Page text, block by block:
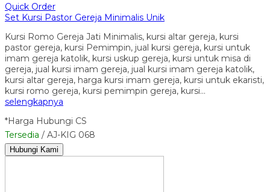
Quick Order
Set Kursi Pastor Gereja Minimalis Unik
Kursi Romo Gereja Jati Minimalis, kursi altar gereja, kursi
pastor gereja, kursi Pemimpin, jual kursi gereja, kursi untuk
imam gereja katolik, kursi uskup gereja, kursi untuk misa di
gereja, jual kursi imam gereja, jual kursi imam gereja katolik,
kursi altar gereja, harga kursi imam gereja, kursi untuk ekaristi,
kursi romo gereja, kursi pemimpin gereja, kursi…
selengkapnya
*Harga Hubungi CS
Tersedia / AJ-KIG 068
Hubungi Kami